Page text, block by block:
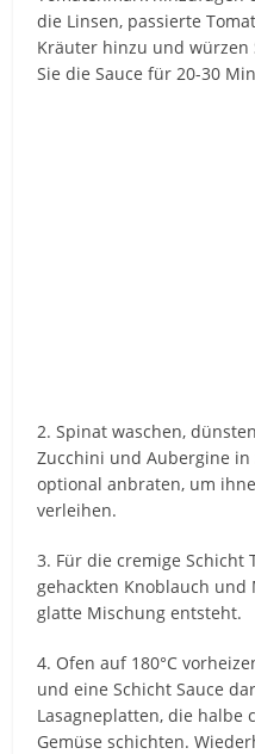
die Linsen, passierte
Kräuter hinzu und würzen
Sie die Sauce für 20-30
2. Spinat waschen,
Zucchini und Aubergine
optional anbraten, um
verleihen.
3. Für die cremige Schicht
gehackten Knoblauch
glatte Mischung entsteht.
4. Ofen auf 180°C
und eine Schicht Sauce
Lasagneplatten, die halbe
Gemüse schichten.